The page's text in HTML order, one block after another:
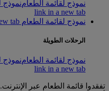
نموذج لقائمة الطعام
link in a new tab
نموذج لقائمة الطعام Opens an external link in a new tab
الرحلات الطويلة
نموذج لقائمة الطعام
link in a new tab
تفقدوا قائمة الطعام عبر الإنترنت.